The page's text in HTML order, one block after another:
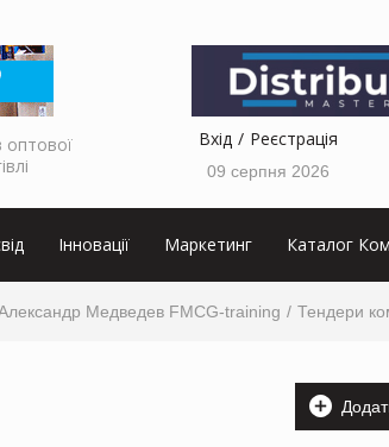
оптової
Вхід Реєстрація
09 серпня 2026
Інновації Маркетинг Каталог
Медведев FMCG-training Тендери